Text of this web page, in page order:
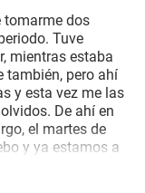
dos
Tuve
mientras estaba
también, pero ahí
y esta vez me las
De ahí en
el martes de
y ya estamos a
fue del 11 de
llegado. Estoy muy